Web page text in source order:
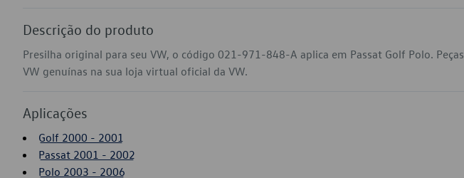
Descrição do produto
Presilha original para seu VW, o código 021-971-848-A aplica em Passat Golf Polo. Peças
VW genuínas na sua loja virtual oficial da VW.
Aplicações
Golf 2000 - 2001
Passat 2001 - 2002
Polo 2003 - 2006